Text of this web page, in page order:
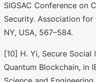
SIGSAC Conference on
Security. Association
NY, USA, 567–584.
[10] H. Yi, Secure
Quantum Blockchain, in